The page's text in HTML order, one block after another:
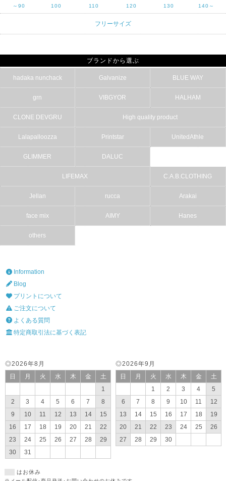
～90 100 110 120 130 140～
フリーサイズ
ブランドから選ぶ
hadaka nunchack Galvanize BLUE WAY
grn VIBGYOR HALHAM
CLONE DEVGRU High quality product
Lalapalloozza Printstar UnitedAthle
GLIMMER DALUC
LIFEMAX C.A.B.CLOTHING
Jellan rucca Arakai
face mix AIMY Hanes
others
Information
Blog
プリントについて
ご注文について
よくある質問
特定商取引法に基づく表記
◎2026年9月
日
月 火 水 木 金
土
1
2 3 4
5
6
7 8 9 10 11
12
13
14 15 16 17 18
19
20
21 22 23 24 25
26
27
28 29 30
◎2026年8月
日
月 火 水 木 金
土
1
2
3 4 5 6 7
8
9
10 11 12 13 14
15
16
17 18 19 20 21
22
23
24 25 26 27 28
29
30
31
はお休み